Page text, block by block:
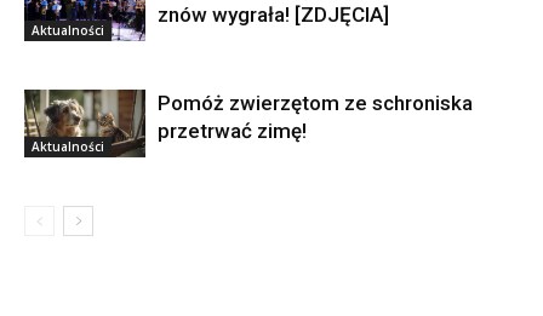
Aktualności
znów wygrała! [ZDJĘCIA]
Aktualności
Pomóż zwierzętom ze schroniska
przetrwać zimę!